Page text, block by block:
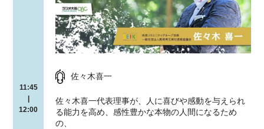
11:45
|
12:00
佐々木喜一
佐々木喜一代表理事が、人に喜びや感動を与えられ
る能力を高め、感性豊かな本物の人間になるため
の、